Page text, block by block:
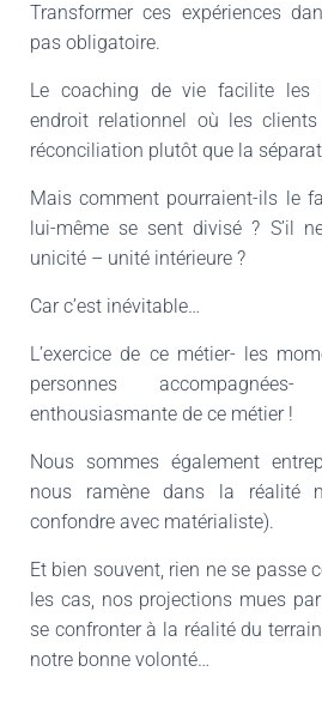
Transformer ces expériences
pas obligatoire.
Le coaching de vie facilite les
endroit relationnel où les
réconciliation plutôt que la
Mais comment pourraient-ils le
lui-même se sent divisé ? S’il
unicité – unité intérieure ?
Car c’est inévitable…
L’exercice de ce métier- les
personnes
enthousiasmante de ce métier !
Nous sommes également
nous ramène dans la réalité
confondre avec matérialiste).
Et bien souvent, rien ne se passe
les cas, nos projections mues
se confronter à la réalité du
notre bonne volonté…